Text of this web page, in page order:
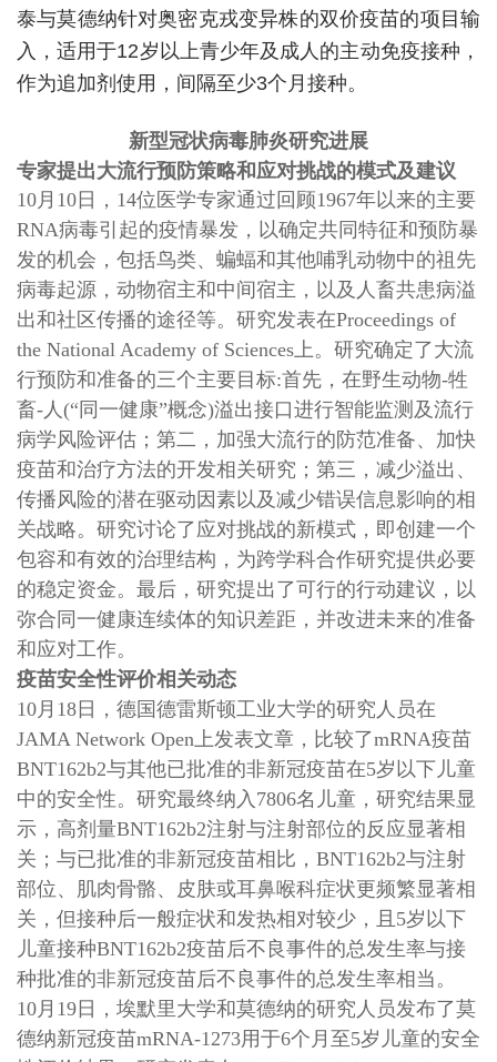
泰与莫德纳针对奥密克戎变异株的双价疫苗的项目输
入，适用于12岁以上青少年及成人的主动免疫接种，
作为追加剂使用，间隔至少3个月接种。
新型冠状病毒肺炎研究进展
专家提出大流行预防策略和应对挑战的模式及建议
10月 10 日， 14位医学专家通过回顾1967年以来的主要
RNA病毒引起的疫情暴发，以确定共同特征和预防暴
发的机会，包括鸟类、蝙蝠和其他哺乳动物中的祖先
病毒起源，动物宿主和中间宿主，以及人畜共患病溢
出和社区传播的途径等。研究发表在Proceedings of
the National Academy of Sciences上。研究确定了大流
行预防和准备的三个主要目标:首先，在野生动物-牲
畜-人(“ 同一健康”概念)溢出接口进行智能监测及流行
病学风险评估；第二，加强大流行的防范准备、加快
疫苗和治疗方法的开发相关研究；第三，减少溢出、
传播风险的潜在驱动因素以及减少错误信息影响的相
关战略。研究讨论了应对挑战的新模式，即创建一个
包容和有效的治理结构，为跨学科合作研究提供必要
的稳定资金。最后，研究提出了可行的行动建议，以
弥合同一健康连续体的知识差距，并改进未来的准备
和应对工作。
疫苗安全性评价相关动态
10月18日，德国德雷斯顿工业大学的研究人员在
JAMA Network Open上发表文章，比较了mRNA疫苗
BNT162b2与其他已批准的非新冠疫苗在5岁以下儿童
中的安全性。研究最终纳入7806名儿童，研究结果显
示，高剂量BNT162b2注射与注射部位的反应显著相
关；与已批准的非新冠疫苗相比，BNT162b2与注射
部位、肌肉骨骼、皮肤或耳鼻喉科症状更频繁显著相
关，但接种后一般症状和发热相对较少，且5岁以下
儿童接种BNT162b2疫苗后不良事件的总发生率与接
种批准的非新冠疫苗后不良事件的总发生率相当。
10月19日，埃默里大学和莫德纳的研究人员发布了莫
德纳新冠疫苗mRNA-1273用于6个月至5岁儿童的安全